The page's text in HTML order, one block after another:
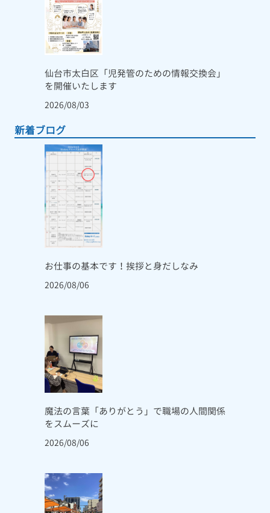
仙台市太白区「児発管のための情報交換会」
を開催いたします
2026/08/03
新着ブログ
お仕事の基本です！挨拶と身だしなみ
2026/08/06
魔法の言葉「ありがとう」で職場の人間関係
をスムーズに
2026/08/06